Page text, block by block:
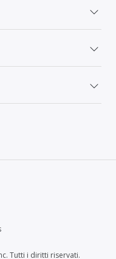
Tutti i diritti riservati.